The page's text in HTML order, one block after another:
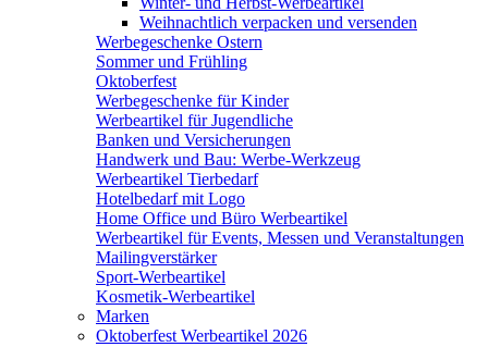
Weihnachtlich verpacken und versenden
Werbegeschenke Ostern
Sommer und Frühling
Oktoberfest
Werbegeschenke für Kinder
Werbeartikel für Jugendliche
Banken und Versicherungen
Handwerk und Bau: Werbe-Werkzeug
Werbeartikel Tierbedarf
Hotelbedarf mit Logo
Home Office und Büro Werbeartikel
Werbeartikel für Events, Messen und Veranstaltungen
Mailingverstärker
Sport-Werbeartikel
Kosmetik-Werbeartikel
Marken
Oktoberfest Werbeartikel 2026